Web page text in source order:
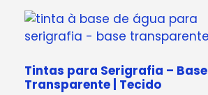
Tintas para Serigrafia – Base
Transparente | Tecido